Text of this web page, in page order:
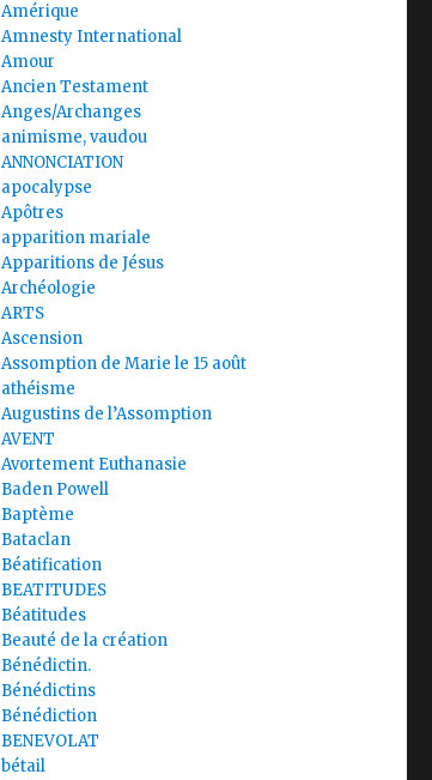
Amérique
Amnesty International
Amour
Ancien Testament
Anges/Archanges
animisme, vaudou
ANNONCIATION
apocalypse
Apôtres
apparition mariale
Apparitions de Jésus
Archéologie
ARTS
Ascension
Assomption de Marie le 15 août
athéisme
Augustins de l’Assomption
AVENT
Avortement Euthanasie
Baden Powell
Baptème
Bataclan
Béatification
BEATITUDES
Béatitudes
Beauté de la création
Bénédictin.
Bénédictins
Bénédiction
BENEVOLAT
bétail